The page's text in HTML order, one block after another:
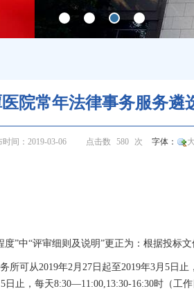
院常年法律事务服务遴
时间：2019-03-06 点击数 580 次 字体： 大
”中“评审细则及说明”更正为：根据投标
可从2019年2月27日起至2019年3月5日
日止，每天8:30—11:00,13:30-16:30时（